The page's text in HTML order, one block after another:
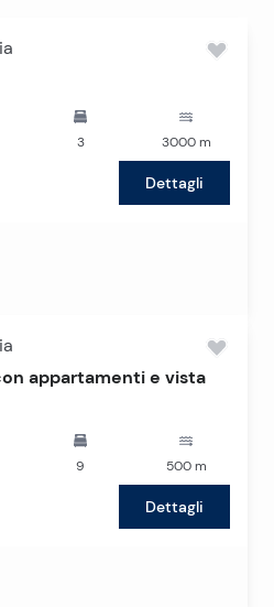
3 3000m
Dettagli
appartamenti e vista
9 500m
Dettagli